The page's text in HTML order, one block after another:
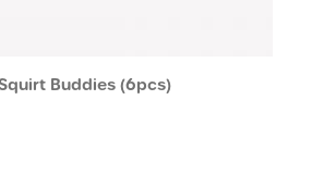
Buddies (6pcs)